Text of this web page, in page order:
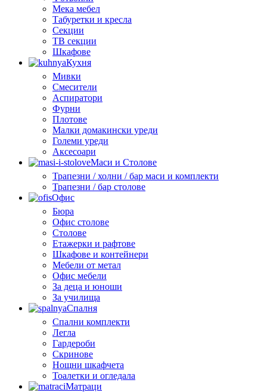
Мека мебел
Табуретки и кресла
Секции
ТВ секции
Шкафове
Кухня
Мивки
Смесители
Аспиратори
Фурни
Плотове
Малки домакински уреди
Големи уреди
Аксесоари
Маси и Столове
Трапезни / холни / бар маси и комплекти
Трапезни / бар столове
Офис
Бюра
Офис столове
Столове
Етажерки и рафтове
Шкафове и контейнери
Мебели от метал
Офис мебели
За деца и юноши
За училища
Спалня
Спални комплекти
Легла
Гардероби
Скринове
Нощни шкафчета
Тоалетки и огледала
Матраци